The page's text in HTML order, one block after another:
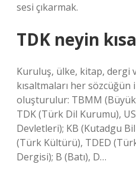
sesi çıkarmak.
TDK neyin
Kuruluş, ülke, kitap, dergi
kısaltmaları her
oluşturulur: TBMM
TDK (Türk Dil Kurumu),
Devletleri); KB (Kutadgu
(Türk Kültürü), TDED
Dergisi); B (Batı), D…